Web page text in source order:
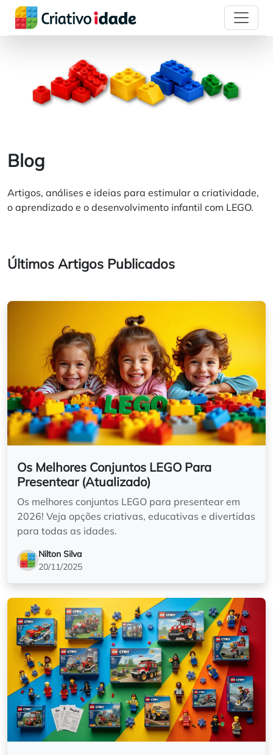
Blog
Artigos, análises e ideias para estimular a criatividade,
o aprendizado e o desenvolvimento infantil com LEGO.
Últimos Artigos Publicados
Os Melhores Conjuntos LEGO Para
Presentear (Atualizado)
Os melhores conjuntos LEGO para presentear em
2026! Veja opções criativas, educativas e divertidas
para todas as idades.
Nilton Silva
20/11/2025